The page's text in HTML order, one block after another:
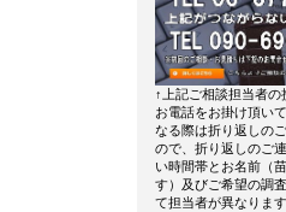
↑上記ご相談担当者の
お電話をお掛け頂い
なる際は折り返しの
ので、折り返しのご
い時間帯とお名前（
す）及びご希望の調
て担当者が異なりま